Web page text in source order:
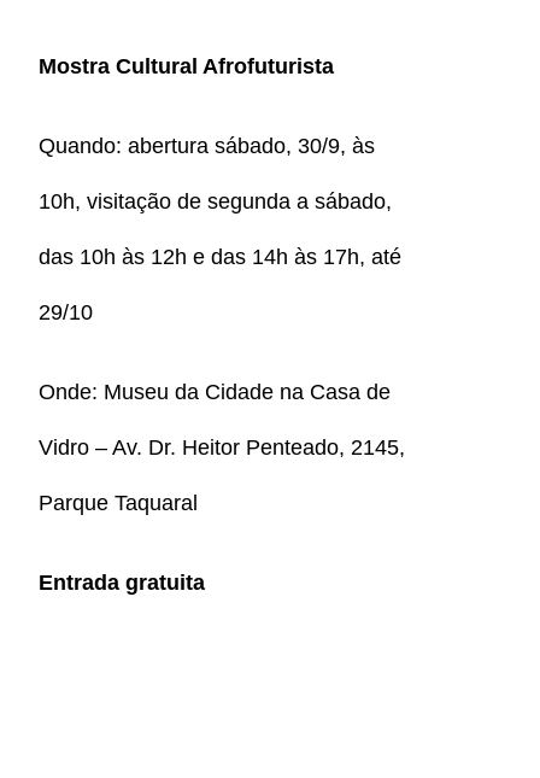
Mostra Cultural Afrofuturista
Quando: abertura sábado, 30/9, às
10h, visitação de segunda a sábado,
das 10h às 12h e das 14h às 17h, até
29/10
Onde: Museu da Cidade na Casa de
Vidro – Av. Dr. Heitor Penteado, 2145,
Parque Taquaral
Entrada gratuita